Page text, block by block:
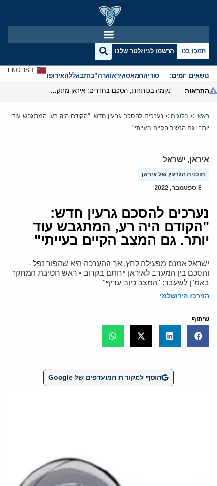
תמכו בנו הרשמו לניוזלטר שלנו
נושאים חמים: סוריהחמאסאיראןארה”בחזבאללהאירופהאנטישמיות
ENGLISH
התראות
ראשי > בלוגים > נערכים להסכם גרעין חדש: "הקודם היה רע, המתגבש עוד
יותר. גם המצב הקיים בעייתי"
איראן, ישראל
תוכנית הגרעין של איראן
8 ספטמבר, 2022
נערכים להסכם גרעין חדש:
"הקודם היה רע, המתגבש עוד
יותר. גם המצב הקיים בעייתי"
ישראל אמנם מפעילה לחץ, אך ההערכה היא שהפור נפל -
והסכם בין המערב לאיראן ייחתם בקרוב • ראש חטיבת המחקר
באמ"ן לשעבר: "המצב כיום עדיף"
המרכז הירושלמי
שיתוף
הוסף למקורות המועדפים של Google